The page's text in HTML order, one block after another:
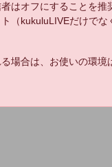
はオフにすることを
（kukuluLIVEだけで
場合は、お使いの環